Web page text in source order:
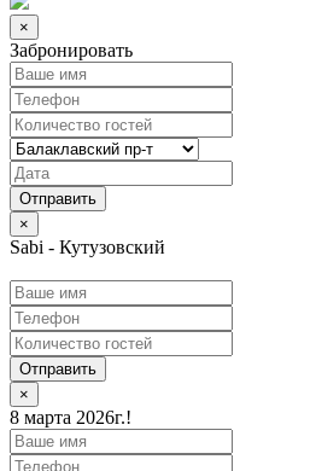
×
Забронировать
×
Sabi - Кутузовский
Отправить
×
8 марта 2026г.!